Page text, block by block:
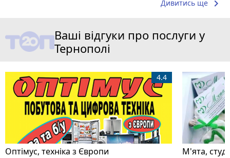
Дивитись ще keyboard_arrow_right
Ваші відгуки про послуги у
Тернополі
Оптімус, техніка з Європи
4.4
М'ята,